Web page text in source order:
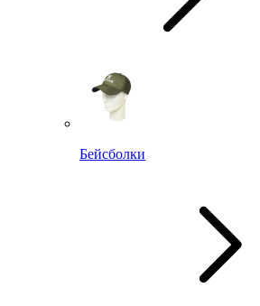
Бейсболки